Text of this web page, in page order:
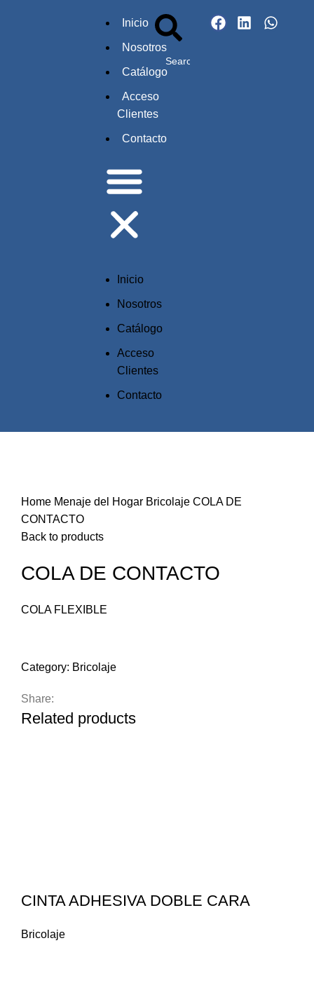
Inicio
Nosotros
Catálogo
Acceso
Clientes
Contacto
Inicio
Nosotros
Catálogo
Acceso
Clientes
Contacto
Home Menaje del Hogar Bricolaje COLA DE
CONTACTO
Back to products
COLA DE CONTACTO
COLA FLEXIBLE
Category: Bricolaje
Share:
Related products
CINTA ADHESIVA DOBLE CARA
Bricolaje